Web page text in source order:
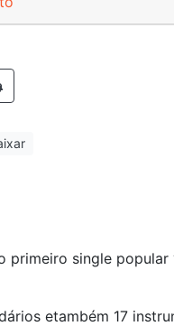
single popular
etambém 17